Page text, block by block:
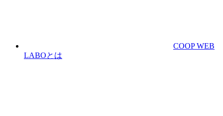
COOP WEB
LABOとは